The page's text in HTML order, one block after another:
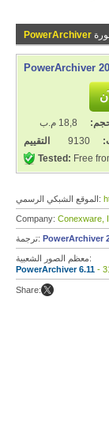
PowerArchiver
PowerArchiver
18,8 م.ب
9130
Tested: Free
الموقع الشبكي الرسمي:
Company: Conexware,
ترجمة: PowerArchiver
معظم الصور الشعبية:
PowerArchiver 6.11
Share: